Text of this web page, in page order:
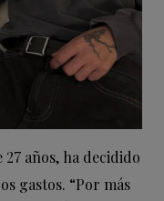
27 años, ha decidido
gastos. “Por más